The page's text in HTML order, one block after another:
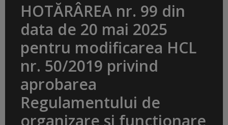
HOTĂRÂREA nr. 99 din
data de 20 mai 2025
pentru modificarea HCL
nr. 50/2019 privind
aprobarea
Regulamentului de